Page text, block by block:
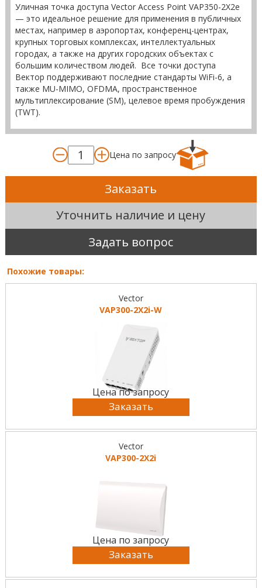
Уличная точка доступа Vector Access Point VAP350-2X2e
— это идеальное решение для применения в публичных
местах, например в аэропортах, конференц-центрах,
крупных торговых комплексах, интеллектуальных
городах, а также на других городских объектах с
большим количеством людей. Все точки доступа
Вектор поддерживают последние стандарты WiFi-6, а
также MU-MIMO, OFDMA, пространственное
мультиплексирование (SM), целевое время пробуждения
(TWT).
Цена по запросу
Заказать
Уточнить наличие и цену
Задать вопрос
Похожие товары:
Vector
VAP300-2X2i-W
Цена по запросу
Заказать
Vector
VAP300-2X2i
Цена по запросу
Заказать